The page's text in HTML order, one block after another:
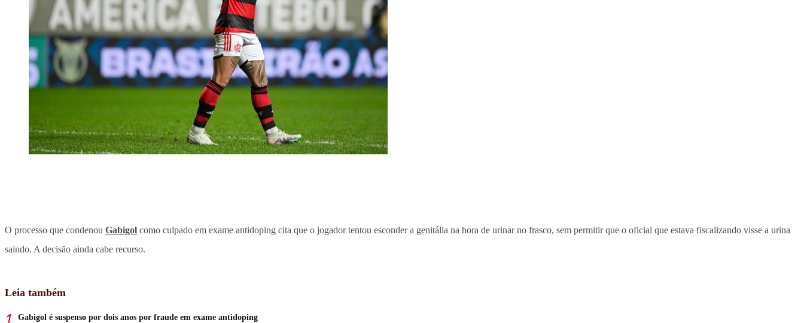
O processo que condenou Gabigol como culpado em exame antidoping cita que o jogador tentou esconder a genitália na hora de urinar no frasco, sem permitir que o oficial que estava fiscalizando visse a urina
saindo. A decisão ainda cabe recurso.
Leia também
Gabigol é suspenso por dois anos por fraude em exame antidoping